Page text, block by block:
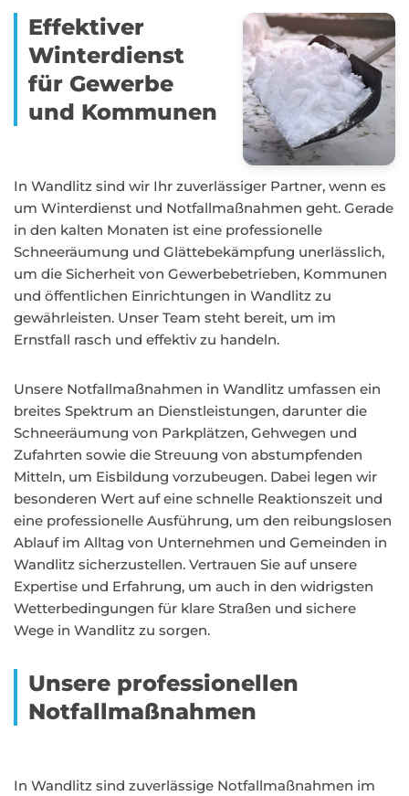
Effektiver
Winterdienst
für Gewerbe
und Kommunen
In Wandlitz sind wir Ihr zuverlässiger Partner, wenn es
um Winterdienst und Notfallmaßnahmen geht. Gerade
in den kalten Monaten ist eine professionelle
Schneeräumung und Glättebekämpfung unerlässlich,
um die Sicherheit von Gewerbebetrieben, Kommunen
und öffentlichen Einrichtungen in Wandlitz zu
gewährleisten. Unser Team steht bereit, um im
Ernstfall rasch und effektiv zu handeln.
Unsere Notfallmaßnahmen in Wandlitz umfassen ein
breites Spektrum an Dienstleistungen, darunter die
Schneeräumung von Parkplätzen, Gehwegen und
Zufahrten sowie die Streuung von abstumpfenden
Mitteln, um Eisbildung vorzubeugen. Dabei legen wir
besonderen Wert auf eine schnelle Reaktionszeit und
eine professionelle Ausführung, um den reibungslosen
Ablauf im Alltag von Unternehmen und Gemeinden in
Wandlitz sicherzustellen. Vertrauen Sie auf unsere
Expertise und Erfahrung, um auch in den widrigsten
Wetterbedingungen für klare Straßen und sichere
Wege in Wandlitz zu sorgen.
Unsere professionellen
Notfallmaßnahmen
In Wandlitz sind zuverlässige Notfallmaßnahmen im